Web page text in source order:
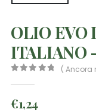
OLIO EVO
ITALIANO
( Ancora
€1,24